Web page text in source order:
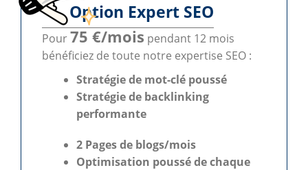
Option Expert SEO
Pour75 €/mois pendant 12 mois
bénéficiez de toute notre expertise SEO :
Stratégie de mot-clé poussé
Stratégie de backlinking
performante
2 Pages de blogs/mois
Optimisation pousséde chaque